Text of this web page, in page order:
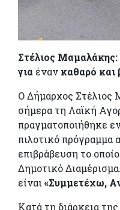
Στέλιος Μαμαλάκης:
για έναν καθαρό και
Ο Δήμαρχος Στέλιος
σήμερα τη Λαϊκή
πραγματοποιήθηκε
πιλοτικό
επιβράβευση το
Δημοτικό
είναι «Συμμετέχω,
Κατά τη διάρκεια